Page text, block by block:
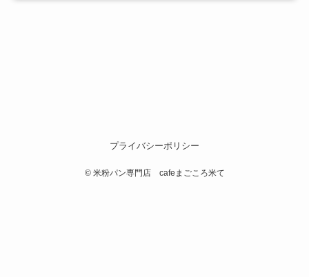
プライバシーポリシー
©米粉パン専門店 cafeまごころ米て